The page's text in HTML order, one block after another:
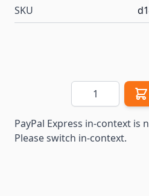
SKU
Menge
PayPal Express in-context is
Please switch in-context.